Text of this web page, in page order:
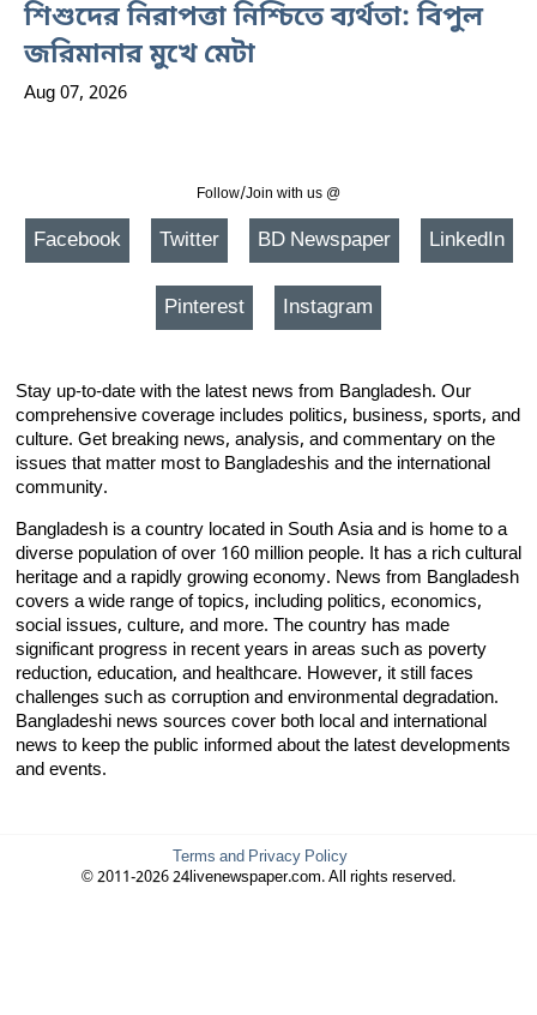
শিশুদের নিরাপত্তা নিশ্চিতে ব্যর্থতা: বিপুল
জরিমানার মুখে মেটা
Aug 07, 2026
Follow/Join with us @
Facebook Twitter BD Newspaper LinkedIn
Pinterest Instagram
Stay up-to-date with the latest news from Bangladesh. Our
comprehensive coverage includes politics, business, sports, and
culture. Get breaking news, analysis, and commentary on the
issues that matter most to Bangladeshis and the international
community.
Bangladesh is a country located in South Asia and is home to a
diverse population of over 160 million people. It has a rich cultural
heritage and a rapidly growing economy. News from Bangladesh
covers a wide range of topics, including politics, economics,
social issues, culture, and more. The country has made
significant progress in recent years in areas such as poverty
reduction, education, and healthcare. However, it still faces
challenges such as corruption and environmental degradation.
Bangladeshi news sources cover both local and international
news to keep the public informed about the latest developments
and events.
Terms and Privacy Policy
© 2011-2026 24livenewspaper.com. All rights reserved.